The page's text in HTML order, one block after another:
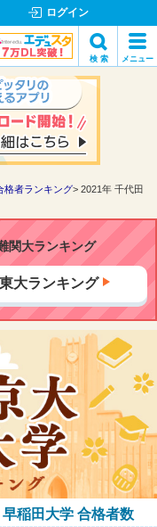
ログイン
検 索 メニュー
検索
格者ランキング
2021年 千代田
関大ランキング
東大ランキング
稲田大学 合格者数